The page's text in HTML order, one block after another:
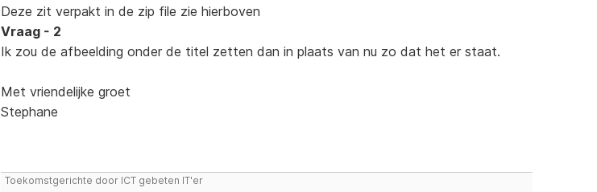
Deze zit verpakt in de zip file zie hierboven
Vraag - 2
Ik zou de afbeelding onder de titel zetten dan in plaats van nu zo dat het er staat.
Met vriendelijke groet
Stephane
Toekomstgerichte door ICT gebeten IT'er